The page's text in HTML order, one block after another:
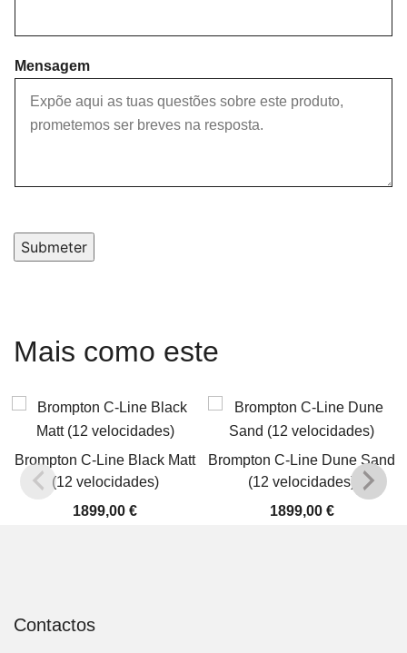
Mensagem
Submeter
Mais como este
Brompton C-Line Black Matt
(12 velocidades)
1899,00€
Brompton C-Line Dune Sand
(12 velocidades)
1899,00 €
Contactos